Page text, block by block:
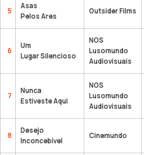
5
Asas
Pelos Ares
Outsider Films
6
Um
Lugar Silencioso
NOS
Lusomundo
Audiovisuais
7
Nunca
Estiveste Aqui
NOS
Lusomundo
Audiovisuais
8
Desejo
Inconcebível
Cinemundo